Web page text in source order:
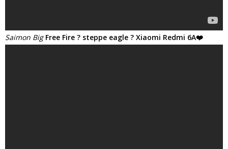
Saimon Big Free Fire ? steppe eagle ? Xiaomi Redmi 6A❤️